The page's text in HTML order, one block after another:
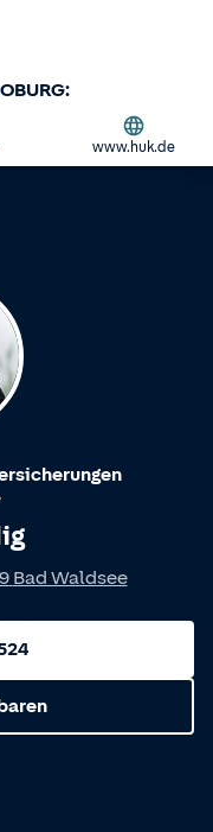
www.huk.de
Bad Waldsee